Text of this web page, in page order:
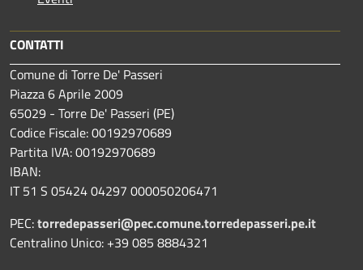
CONTATTI
Comune di Torre De' Passeri
Piazza 6 Aprile 2009
65029 - Torre De' Passeri (PE)
Codice Fiscale: 00192970689
Partita IVA: 00192970689
IBAN:
IT 51 S 05424 04297 000050206471
PEC:torredepasseri@pec.comune.torredepasseri.pe.it
Centralino Unico: +39 085 8884321